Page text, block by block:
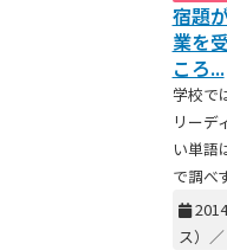
宿題
業を
ころ...
学校で
リーデ
い単語
で調べ
ス）／